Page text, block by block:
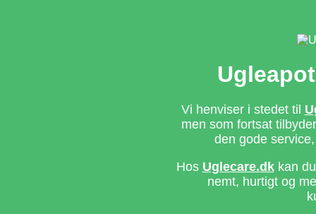
Vi henviser i stedet til
men som fortsat
den gode
Hos Uglecare.dkkan du
nemt, hurtigt og